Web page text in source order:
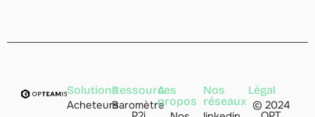
Solutions
Acheteurs
Ressources
Baromètre
A
propos
Nos
réseaux
Légal
© 2024